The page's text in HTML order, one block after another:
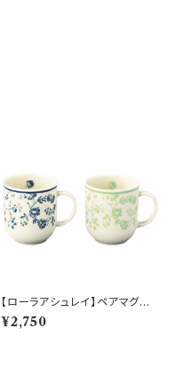
【ローラアシュレイ】ペアマグセッ
ト【LA110】LA110-13
¥2,750